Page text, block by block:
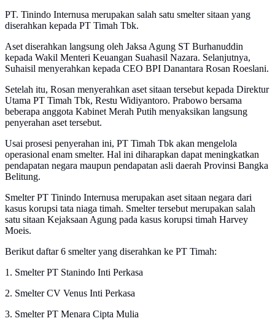
PT. Tinindo Internusa merupakan salah satu smelter sitaan yang
diserahkan kepada PT Timah Tbk.
Aset diserahkan langsung oleh Jaksa Agung ST Burhanuddin
kepada Wakil Menteri Keuangan Suahasil Nazara. Selanjutnya,
Suhaisil menyerahkan kepada CEO BPI Danantara Rosan Roeslani.
Setelah itu, Rosan menyerahkan aset sitaan tersebut kepada Direktur
Utama PT Timah Tbk, Restu Widiyantoro. Prabowo bersama
beberapa anggota Kabinet Merah Putih menyaksikan langsung
penyerahan aset tersebut.
Usai prosesi penyerahan ini, PT Timah Tbk akan mengelola
operasional enam smelter. Hal ini diharapkan dapat meningkatkan
pendapatan negara maupun pendapatan asli daerah Provinsi Bangka
Belitung.
Smelter PT Tinindo Internusa merupakan aset sitaan negara dari
kasus korupsi tata niaga timah. Smelter tersebut merupakan salah
satu sitaan Kejaksaan Agung pada kasus korupsi timah Harvey
Moeis.
Berikut daftar 6 smelter yang diserahkan ke PT Timah:
1. Smelter PT Stanindo Inti Perkasa
2. Smelter CV Venus Inti Perkasa
3. Smelter PT Menara Cipta Mulia